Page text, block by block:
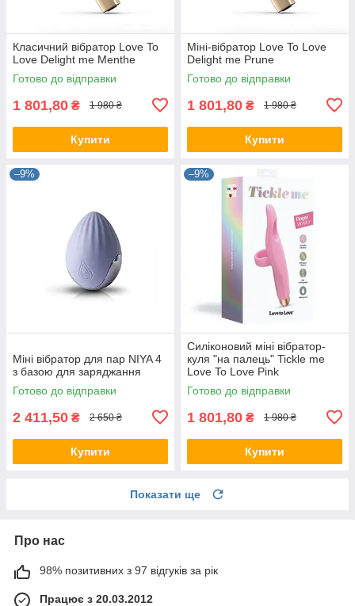
Класичний вібратор Love To
Love Delight me Menthe
Готово до відправки
1 801,80 ₴ 1 980 ₴
Купити
Міні-вібратор Love To Love
Delight me Prune
Готово до відправки
1 801,80 ₴ 1 980 ₴
Купити
–9%
Міні вібратор для пар NIYA 4
з базою для заряджання
Готово до відправки
2 411,50 ₴ 2 650 ₴
Купити
–9%
Силіконовий міні вібратор-
куля "на палець" Tickle me
Love To Love Pink
Готово до відправки
1 801,80 ₴ 1 980 ₴
Купити
Показати ще
Про нас
98% позитивних з 97 відгуків за рік
Працює з 20.03.2012